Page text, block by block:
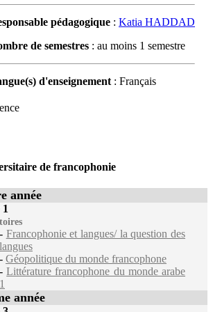
pédagogique : Katia HADDAD
de semestres : au moins 1 semestre
d'enseignement: Français
de francophonie
année
- Francophonie et langues/ la question des
langues
- Géopolitique du monde francophone
-Littérature francophone du monde arabe
1
année